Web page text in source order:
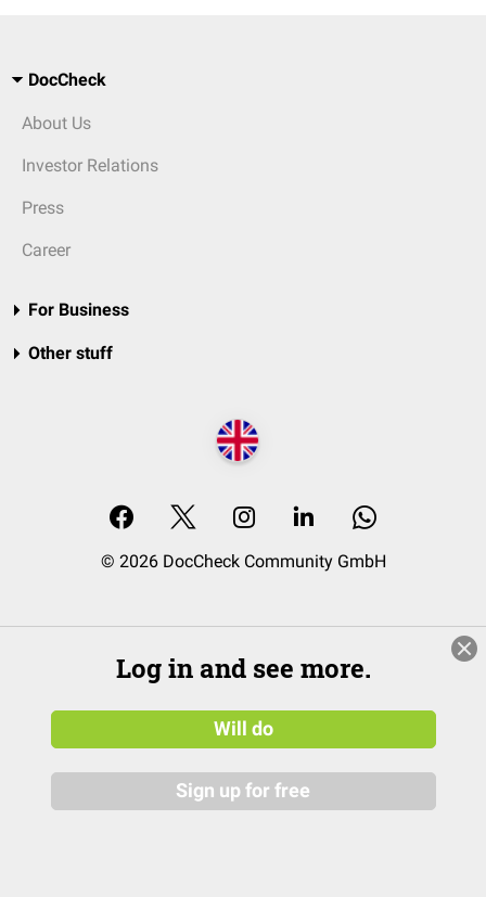
DocCheck
About Us
Investor Relations
Press
Career
For Business
Other stuff
© 2026 DocCheck Community GmbH
Log in and see more.
Will do
Sign up for free